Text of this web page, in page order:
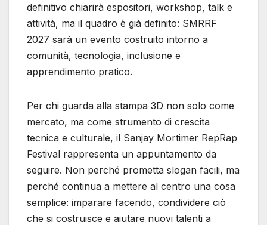
definitivo chiarirà espositori, workshop, talk e
attività, ma il quadro è già definito: SMRRF
2027 sarà un evento costruito intorno a
comunità, tecnologia, inclusione e
apprendimento pratico.
Per chi guarda alla stampa 3D non solo come
mercato, ma come strumento di crescita
tecnica e culturale, il Sanjay Mortimer RepRap
Festival rappresenta un appuntamento da
seguire. Non perché prometta slogan facili, ma
perché continua a mettere al centro una cosa
semplice: imparare facendo, condividere ciò
che si costruisce e aiutare nuovi talenti a